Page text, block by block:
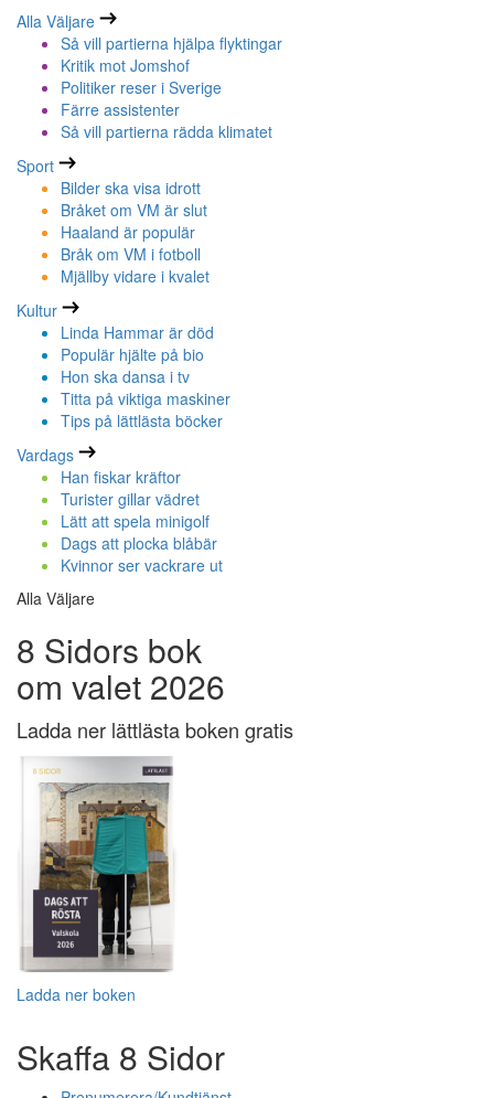
Alla Väljare
Så vill partierna hjälpa flyktingar
Kritik mot Jomshof
Politiker reser i Sverige
Färre assistenter
Så vill partierna rädda klimatet
Sport
Bilder ska visa idrott
Bråket om VM är slut
Haaland är populär
Bråk om VM i fotboll
Mjällby vidare i kvalet
Kultur
Linda Hammar är död
Populär hjälte på bio
Hon ska dansa i tv
Titta på viktiga maskiner
Tips på lättlästa böcker
Vardags
Han fiskar kräftor
Turister gillar vädret
Lätt att spela minigolf
Dags att plocka blåbär
Kvinnor ser vackrare ut
Alla Väljare
8 Sidors bok
om valet 2026
Ladda ner lättlästa boken gratis
Ladda ner boken
Skaffa 8 Sidor